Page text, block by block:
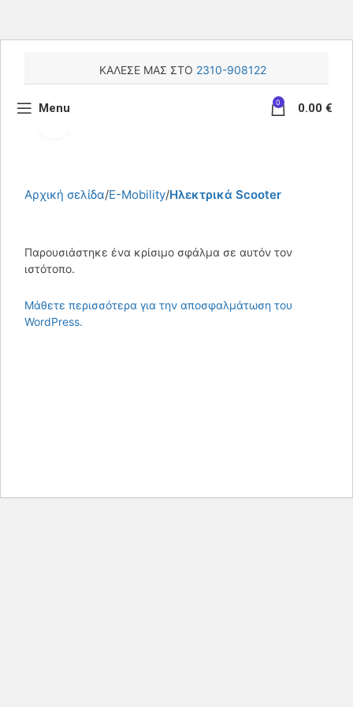
ΚΑΛΕΣΕ ΜΑΣ ΣΤΟ 2310-908122
Menu 0 0.00 €
Αρχική σελίδα E-Mobility Ηλεκτρικά Scooter
Παρουσιάστηκε ένα κρίσιμο σφάλμα σε αυτόν τον
ιστότοπο.
Μάθετε περισσότερα για την αποσφαλμάτωση του
WordPress.